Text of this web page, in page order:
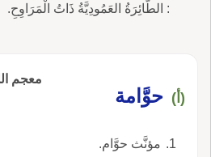
: الطَّائِرَةُ العَمُودِيَّةُ ذَاتُ الْمَرَاوِحِ.
معجم
(أ) حوَّامة
مؤنَّث حوَّام.